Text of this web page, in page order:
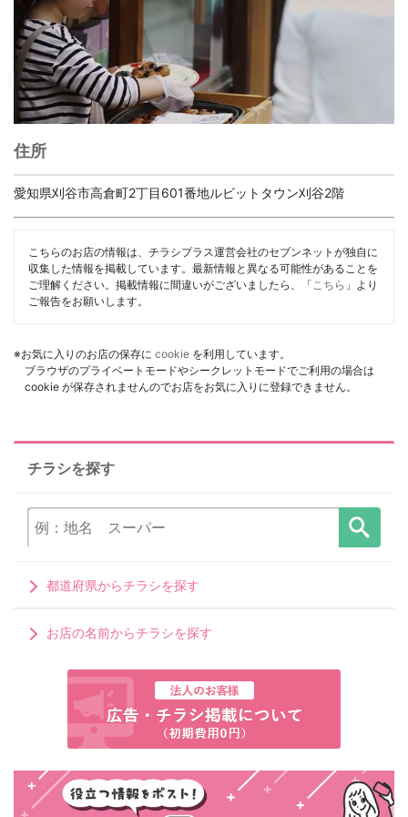
住所
愛知県刈谷市高倉町2丁目601番地ルビットタウン刈谷2階
こちらのお店の情報は、チラシプラス運営会社のセブンネットが独自に
収集した情報を掲載しています。最新情報と異なる可能性があることを
ご理解ください。掲載情報に間違いがございましたら、「 こちら 」より
ご報告をお願いします。
※お気に入りのお店の保存に cookie を利用しています。
ブラウザのプライベートモードやシークレットモードでご利用の場合は
cookie が保存されませんのでお店をお気に入りに登録できません。
チラシを探す
都道府県からチラシを探す
お店の名前からチラシを探す